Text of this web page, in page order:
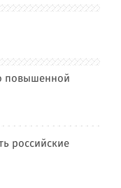
повышенной
российские